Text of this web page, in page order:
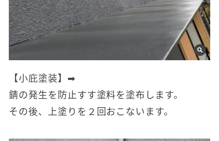
【小庇塗装】➡
錆の発生を防止すす塗料を塗布します。
その後、上塗りを２回おこないます。